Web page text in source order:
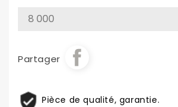
Partager
Pièce de qualité, garantie.